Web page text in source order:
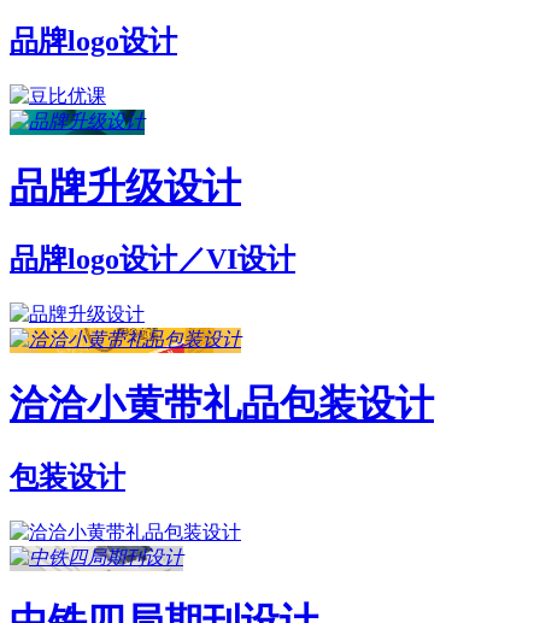
品牌logo设计
品牌升级设计
品牌logo设计／VI设计
洽洽小黄带礼品包装设计
包装设计